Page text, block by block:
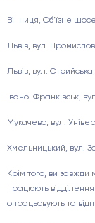
Вінниця, Об'їзне
Львів, вул.
Львів, вул.
Івано-Франківськ,
Мукачево, вул.
Хмельницький, вул.
Крім того, ви завжди
працюють
опрацьовують та